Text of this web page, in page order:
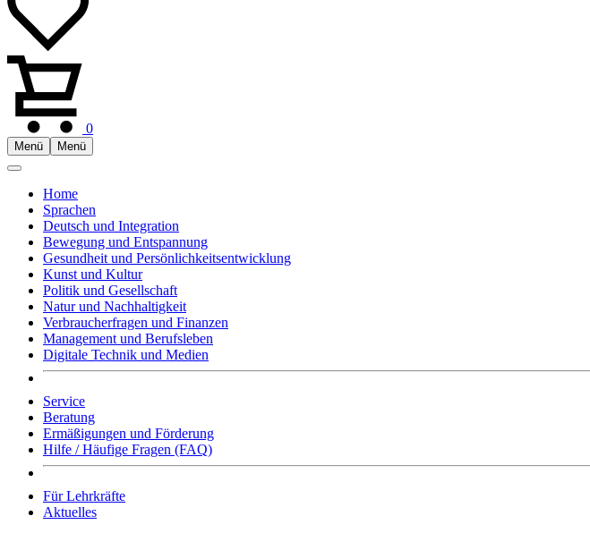
0
Menü Menü
Home
Sprachen
Deutsch und Integration
Bewegung und Entspannung
Gesundheit und Persönlichkeitsentwicklung
Kunst und Kultur
Politik und Gesellschaft
Natur und Nachhaltigkeit
Verbraucherfragen und Finanzen
Management und Berufsleben
Digitale Technik und Medien
Service
Beratung
Ermäßigungen und Förderung
Hilfe / Häufige Fragen (FAQ)
Für Lehrkräfte
Aktuelles